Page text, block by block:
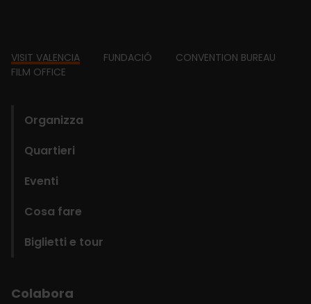
Footer
VISIT VALENCIA FUNDACIÓ
CONVENTION BUREAU
FILM OFFICE
Organizza
Quartieri
Eventi
Cosa fare
Biglietti e tour
Colabora